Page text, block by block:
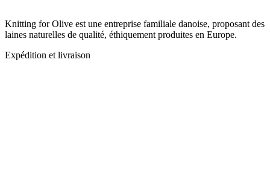
Knitting for Olive est une entreprise familiale danoise, proposant des
laines naturelles de qualité, éthiquement produites en Europe.
Expédition et livraison